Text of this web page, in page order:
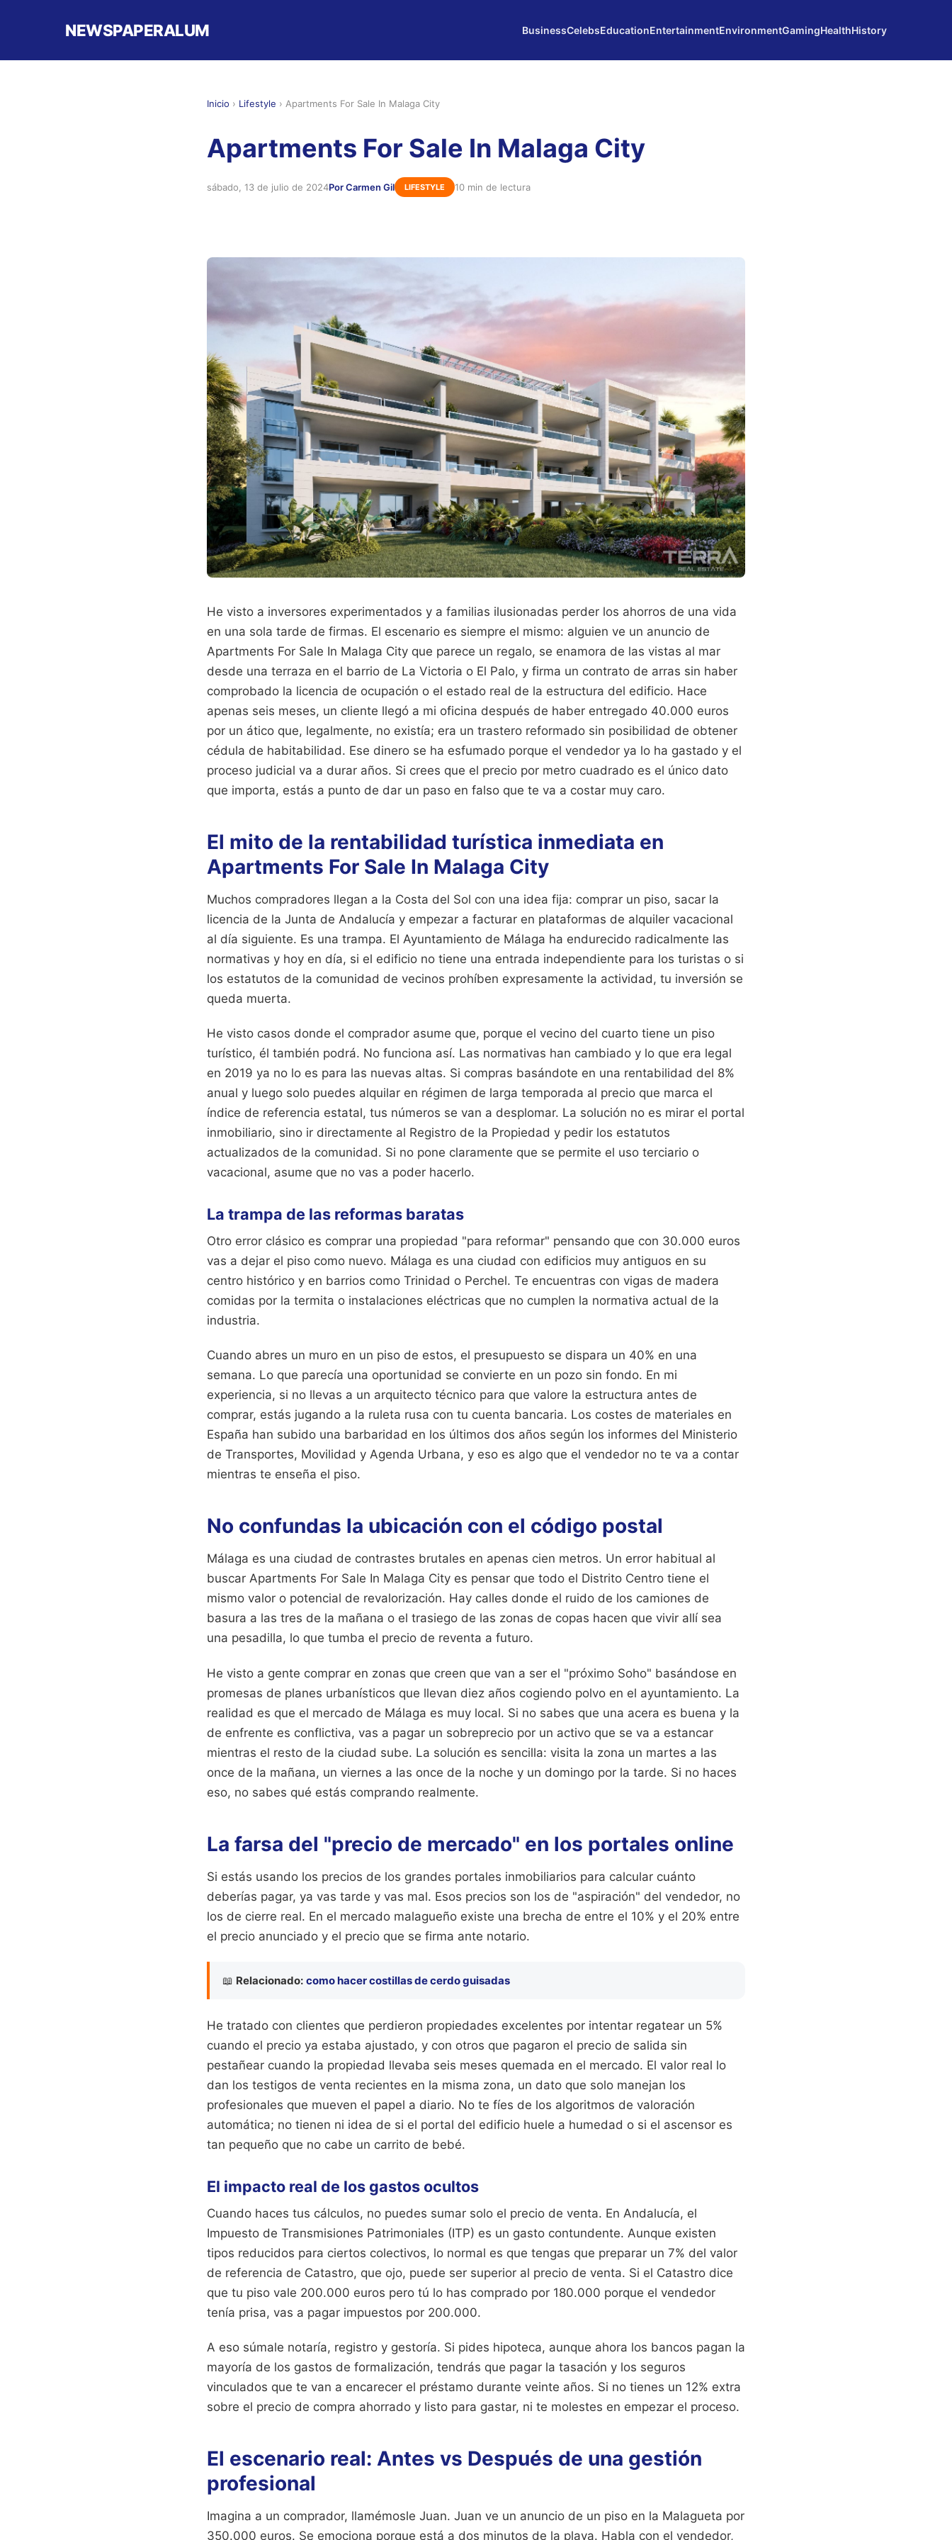
NEWSPAPERALUM BusinessCelebsEducationEntertainmentEnvironmentGamingHealthHistory
Inicio › Lifestyle › Apartments For Sale In Malaga City
Apartments For Sale In Malaga City
sábado, 13 de julio de 2024Por Carmen Gil LIFESTYLE 10 min de lectura
He visto a inversores experimentados y a familias ilusionadas perder los ahorros de una vida
en una sola tarde de firmas. El escenario es siempre el mismo: alguien ve un anuncio de
Apartments For Sale In Malaga City que parece un regalo, se enamora de las vistas al mar
desde una terraza en el barrio de La Victoria o El Palo, y firma un contrato de arras sin haber
comprobado la licencia de ocupación o el estado real de la estructura del edificio. Hace
apenas seis meses, un cliente llegó a mi oficina después de haber entregado 40.000 euros
por un ático que, legalmente, no existía; era un trastero reformado sin posibilidad de obtener
cédula de habitabilidad. Ese dinero se ha esfumado porque el vendedor ya lo ha gastado y el
proceso judicial va a durar años. Si crees que el precio por metro cuadrado es el único dato
que importa, estás a punto de dar un paso en falso que te va a costar muy caro.
El mito de la rentabilidad turística inmediata en
Apartments For Sale In Malaga City
Muchos compradores llegan a la Costa del Sol con una idea fija: comprar un piso, sacar la
licencia de la Junta de Andalucía y empezar a facturar en plataformas de alquiler vacacional
al día siguiente. Es una trampa. El Ayuntamiento de Málaga ha endurecido radicalmente las
normativas y hoy en día, si el edificio no tiene una entrada independiente para los turistas o si
los estatutos de la comunidad de vecinos prohíben expresamente la actividad, tu inversión se
queda muerta.
He visto casos donde el comprador asume que, porque el vecino del cuarto tiene un piso
turístico, él también podrá. No funciona así. Las normativas han cambiado y lo que era legal
en 2019 ya no lo es para las nuevas altas. Si compras basándote en una rentabilidad del 8%
anual y luego solo puedes alquilar en régimen de larga temporada al precio que marca el
índice de referencia estatal, tus números se van a desplomar. La solución no es mirar el portal
inmobiliario, sino ir directamente al Registro de la Propiedad y pedir los estatutos
actualizados de la comunidad. Si no pone claramente que se permite el uso terciario o
vacacional, asume que no vas a poder hacerlo.
La trampa de las reformas baratas
Otro error clásico es comprar una propiedad "para reformar" pensando que con 30.000 euros
vas a dejar el piso como nuevo. Málaga es una ciudad con edificios muy antiguos en su
centro histórico y en barrios como Trinidad o Perchel. Te encuentras con vigas de madera
comidas por la termita o instalaciones eléctricas que no cumplen la normativa actual de la
industria.
Cuando abres un muro en un piso de estos, el presupuesto se dispara un 40% en una
semana. Lo que parecía una oportunidad se convierte en un pozo sin fondo. En mi
experiencia, si no llevas a un arquitecto técnico para que valore la estructura antes de
comprar, estás jugando a la ruleta rusa con tu cuenta bancaria. Los costes de materiales en
España han subido una barbaridad en los últimos dos años según los informes del Ministerio
de Transportes, Movilidad y Agenda Urbana, y eso es algo que el vendedor no te va a contar
mientras te enseña el piso.
No confundas la ubicación con el código postal
Málaga es una ciudad de contrastes brutales en apenas cien metros. Un error habitual al
buscar Apartments For Sale In Malaga City es pensar que todo el Distrito Centro tiene el
mismo valor o potencial de revalorización. Hay calles donde el ruido de los camiones de
basura a las tres de la mañana o el trasiego de las zonas de copas hacen que vivir allí sea
una pesadilla, lo que tumba el precio de reventa a futuro.
He visto a gente comprar en zonas que creen que van a ser el "próximo Soho" basándose en
promesas de planes urbanísticos que llevan diez años cogiendo polvo en el ayuntamiento. La
realidad es que el mercado de Málaga es muy local. Si no sabes que una acera es buena y la
de enfrente es conflictiva, vas a pagar un sobreprecio por un activo que se va a estancar
mientras el resto de la ciudad sube. La solución es sencilla: visita la zona un martes a las
once de la mañana, un viernes a las once de la noche y un domingo por la tarde. Si no haces
eso, no sabes qué estás comprando realmente.
La farsa del "precio de mercado" en los portales online
Si estás usando los precios de los grandes portales inmobiliarios para calcular cuánto
deberías pagar, ya vas tarde y vas mal. Esos precios son los de "aspiración" del vendedor, no
los de cierre real. En el mercado malagueño existe una brecha de entre el 10% y el 20% entre
el precio anunciado y el precio que se firma ante notario.
📖 Relacionado: como hacer costillas de cerdo guisadas
He tratado con clientes que perdieron propiedades excelentes por intentar regatear un 5%
cuando el precio ya estaba ajustado, y con otros que pagaron el precio de salida sin
pestañear cuando la propiedad llevaba seis meses quemada en el mercado. El valor real lo
dan los testigos de venta recientes en la misma zona, un dato que solo manejan los
profesionales que mueven el papel a diario. No te fíes de los algoritmos de valoración
automática; no tienen ni idea de si el portal del edificio huele a humedad o si el ascensor es
tan pequeño que no cabe un carrito de bebé.
El impacto real de los gastos ocultos
Cuando haces tus cálculos, no puedes sumar solo el precio de venta. En Andalucía, el
Impuesto de Transmisiones Patrimoniales (ITP) es un gasto contundente. Aunque existen
tipos reducidos para ciertos colectivos, lo normal es que tengas que preparar un 7% del valor
de referencia de Catastro, que ojo, puede ser superior al precio de venta. Si el Catastro dice
que tu piso vale 200.000 euros pero tú lo has comprado por 180.000 porque el vendedor
tenía prisa, vas a pagar impuestos por 200.000.
A eso súmale notaría, registro y gestoría. Si pides hipoteca, aunque ahora los bancos pagan la
mayoría de los gastos de formalización, tendrás que pagar la tasación y los seguros
vinculados que te van a encarecer el préstamo durante veinte años. Si no tienes un 12% extra
sobre el precio de compra ahorrado y listo para gastar, ni te molestes en empezar el proceso.
El escenario real: Antes vs Después de una gestión
profesional
Imagina a un comprador, llamémosle Juan. Juan ve un anuncio de un piso en la Malagueta por
350.000 euros. Se emociona porque está a dos minutos de la playa. Habla con el vendedor,